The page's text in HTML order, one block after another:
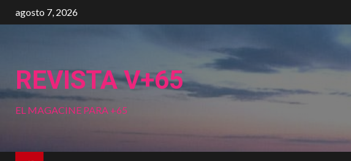
al
agosto 7, 2026
REVISTA V+65
EL MAGACINE PARA +65